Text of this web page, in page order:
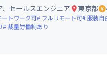
セールスエンジニア 東京都
ートワーク可 フルリモート可 服装自
裁量労働制あり